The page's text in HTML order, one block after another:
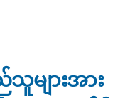
ာနတွင် ကျင်းပပြုလုပ်သည့်
တုဗေဒလုပ်ငန်းမှထုတ်လုပ်သည့်
ောစျေးနှုန်းဖြင့် ဖြန့်ဖြူး
ာဦးစီးဌာနမှ တက်‌ရောက်
သူများအား